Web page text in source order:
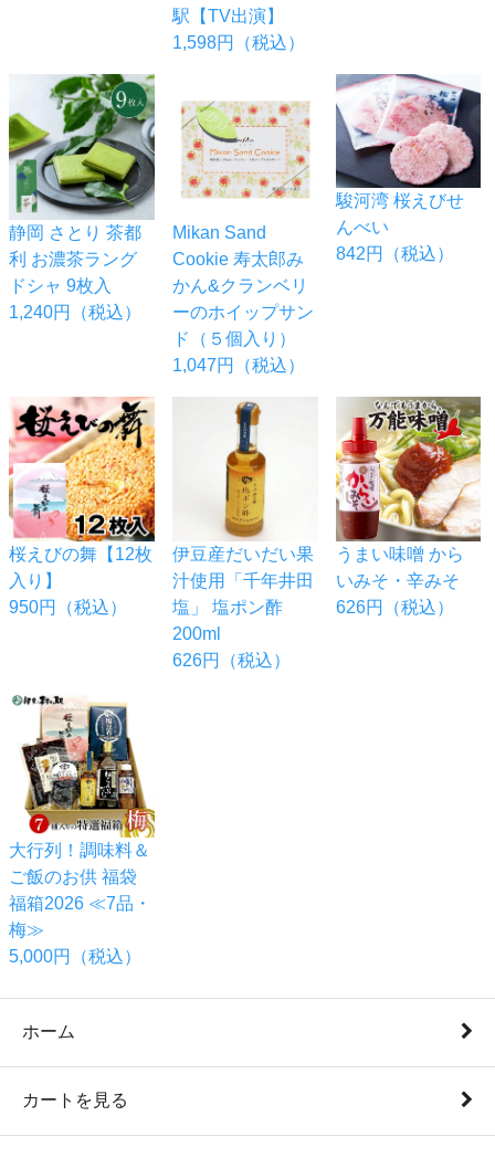
駅【TV出演】
1,598円（税込）
静岡 さとり 茶都
利 お濃茶ラング
ドシャ 9枚入
1,240円（税込）
Mikan Sand
Cookie 寿太郎み
かん&クランベリ
ーのホイップサン
ド（５個入り）
1,047円（税込）
駿河湾 桜えびせ
んべい
842円（税込）
桜えびの舞【12枚
入り】
950円（税込）
伊豆産だいだい果
汁使用「千年井田
塩」 塩ポン酢
200ml
626円（税込）
うまい味噌 から
いみそ・辛みそ
626円（税込）
大行列！調味料＆
ご飯のお供 福袋
福箱2026 ≪7品・
梅≫
5,000円（税込）
ホーム
カートを見る